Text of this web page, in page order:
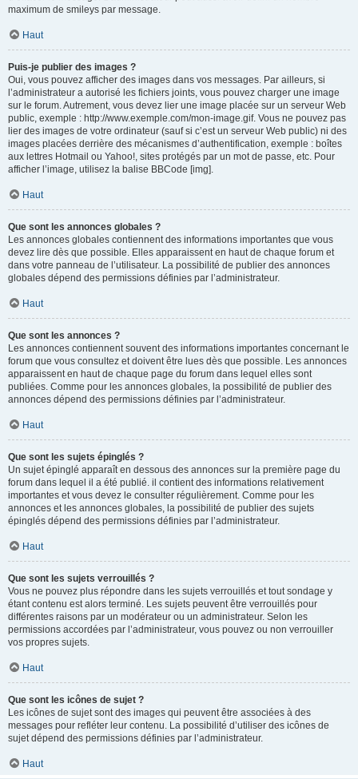
maximum de smileys par message.
Haut
Puis-je publier des images ?
Oui, vous pouvez afficher des images dans vos messages. Par ailleurs, si
l’administrateur a autorisé les fichiers joints, vous pouvez charger une image
sur le forum. Autrement, vous devez lier une image placée sur un serveur Web
public, exemple : http://www.exemple.com/mon-image.gif. Vous ne pouvez pas
lier des images de votre ordinateur (sauf si c’est un serveur Web public) ni des
images placées derrière des mécanismes d’authentification, exemple : boîtes
aux lettres Hotmail ou Yahoo!, sites protégés par un mot de passe, etc. Pour
afficher l’image, utilisez la balise BBCode [img].
Haut
Que sont les annonces globales ?
Les annonces globales contiennent des informations importantes que vous
devez lire dès que possible. Elles apparaissent en haut de chaque forum et
dans votre panneau de l’utilisateur. La possibilité de publier des annonces
globales dépend des permissions définies par l’administrateur.
Haut
Que sont les annonces ?
Les annonces contiennent souvent des informations importantes concernant le
forum que vous consultez et doivent être lues dès que possible. Les annonces
apparaissent en haut de chaque page du forum dans lequel elles sont
publiées. Comme pour les annonces globales, la possibilité de publier des
annonces dépend des permissions définies par l’administrateur.
Haut
Que sont les sujets épinglés ?
Un sujet épinglé apparaît en dessous des annonces sur la première page du
forum dans lequel il a été publié. il contient des informations relativement
importantes et vous devez le consulter régulièrement. Comme pour les
annonces et les annonces globales, la possibilité de publier des sujets
épinglés dépend des permissions définies par l’administrateur.
Haut
Que sont les sujets verrouillés ?
Vous ne pouvez plus répondre dans les sujets verrouillés et tout sondage y
étant contenu est alors terminé. Les sujets peuvent être verrouillés pour
différentes raisons par un modérateur ou un administrateur. Selon les
permissions accordées par l’administrateur, vous pouvez ou non verrouiller
vos propres sujets.
Haut
Que sont les icônes de sujet ?
Les icônes de sujet sont des images qui peuvent être associées à des
messages pour refléter leur contenu. La possibilité d’utiliser des icônes de
sujet dépend des permissions définies par l’administrateur.
Haut